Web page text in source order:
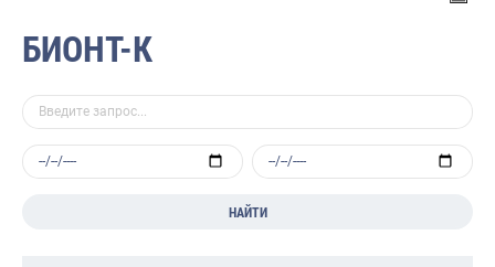
БИОНТ-К
НАЙТИ